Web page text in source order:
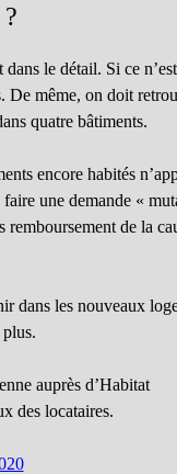
le détail. Si ce
même, on doit
quatre bâtiments.
encore habités
faire une demande «
remboursement de la
dans les nouveaux
auprès d’Habitat
des locataires.